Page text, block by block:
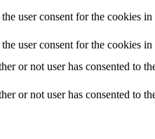
user consent for the cookies
user consent for the cookies
or not user has consented to
or not user has consented to